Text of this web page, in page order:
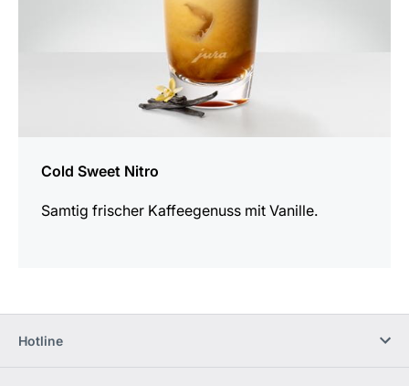
Cold Sweet Nitro
Samtig frischer Kaffeegenuss mit Vanille.
Hotline